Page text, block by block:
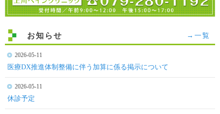
お知らせ →一覧
2026-05-11
医療DX推進体制整備に伴う加算に係る掲示について
2026-05-11
休診予定